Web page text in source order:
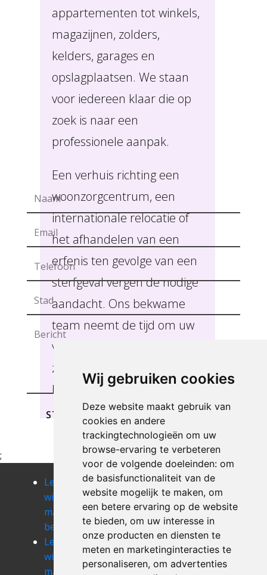
Wij gebruiken cookies
Deze website maakt gebruik van
cookies en andere
trackingtechnologieën om uw
browse-ervaring te verbeteren
voor de volgende doeleinden: om
de basisfunctionaliteit van de
website mogelijk te maken, om
een betere ervaring op de website
te bieden, om uw interesse in
onze producten en diensten te
meten en marketinginteracties te
personaliseren, om advertenties
appartementen tot winkels,
magazijnen, zolders,
kelders, garages en
opslagplaatsen. We staan
voor iedereen klaar die op
zoek is naar een
professionele aanpak.
Een verhuis richting een
woonzorgcentrum, een
internationale relocatie of
het afhandelen van een
erfenis ten gevolge van een
sterfgeval vergen de nodige
aandacht. Ons bekwame
team neemt de tijd om uw
verwachtingen te aanhoren
zodat we u de beste service
kunnen verlenen, Belsele.
STUREN
;
Leegmaken
winkel of
magazij
berchem
Leegmaken
winkel of
magazij
berlare
Leegmaken
winkel of
magazij
bevere
Leegmaken
winkel of
magazij
Leegmaken
winkel of
magazij
Leegmaken
winkel of
magazij